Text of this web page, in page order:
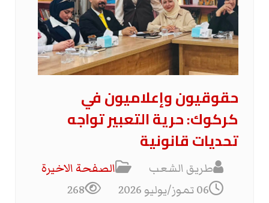
حقوقيون وإعلاميون في
كركوك: حرية التعبير تواجه
تحديات قانونية
طريق الشعب
الصفحة الاخیرة
06 تموز/يوليو 2026
268